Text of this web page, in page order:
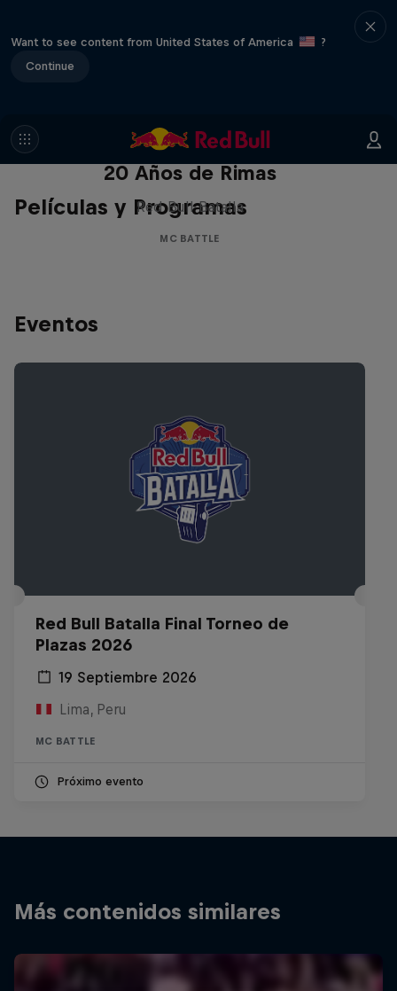
Want to see content from United States of America
?
Continue
Películas y Programas
Red Bull Batalla Nueva Historia:
20 Años de Rimas
Red Bull Batalla
MC BATTLE
Eventos
Red Bull Batalla Final Torneo de
Plazas 2026
19 Septiembre 2026
Lima, Peru
MC BATTLE
Próximo evento
Más contenidos similares